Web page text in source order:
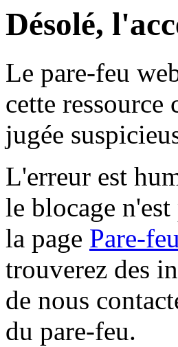
Désolé,
Le pare-feu
cette ressource
jugée
L'erreur est
le blocage
la page Pare-
trouverez des
de nous
du pare-feu.